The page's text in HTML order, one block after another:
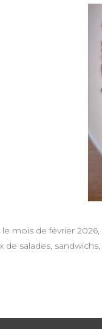
le mois de février
de salades,